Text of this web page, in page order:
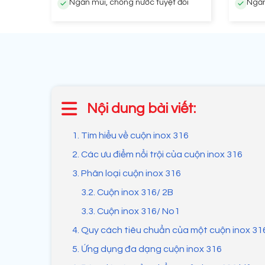
Ngăn mùi, chống nước tuyệt đối
Nội dung bài viết:
1. Tìm hiểu về cuộn inox 316
2. Các ưu điểm nổi trội của cuộn inox 316
3. Phân loại cuộn inox 316
3.2. Cuộn inox 316/ 2B
3.3. Cuộn inox 316/ No1
4. Quy cách tiêu chuẩn của một cuộn inox
5. Ứng dụng đa dạng cuộn inox 316